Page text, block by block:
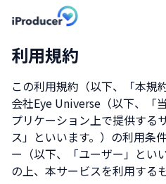
利用規約
この利用規約（以下、「本規
会社Eye Universe （以下、「
プリケーション上で提供する
ス」といいます。）の利用条
ー（以下、「ユーザー」とい
の上、本サービスを利用する